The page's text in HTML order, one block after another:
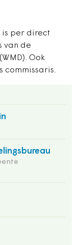
is per direct
van de
Ook
commissaris.